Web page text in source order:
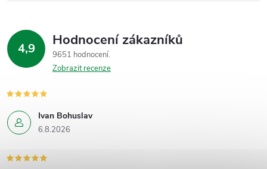
4,9 Hodnocení zákazníků
9651 hodnocení
Zobrazit recenze
Ivan Bohuslav
6.8.2026